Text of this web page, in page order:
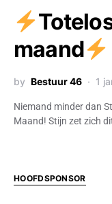
maand
by Bestuur 46 1
Niemand minder dan
Maand! Stijn zet zich
HOOFDSPONSOR